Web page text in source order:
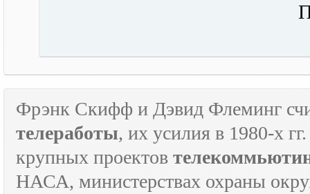
Фрэнк Скифф и Дэвид Флеминг
телеработы, их усилия в 1980-х
крупных проектов
НАСА, министерствах охраны